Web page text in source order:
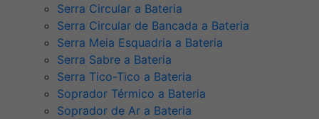
Serra Circular a Bateria
Serra Circular de Bancada a Bateria
Serra Meia Esquadria a Bateria
Serra Sabre a Bateria
Serra Tico-Tico a Bateria
Soprador Térmico a Bateria
Soprador de Ar a Bateria